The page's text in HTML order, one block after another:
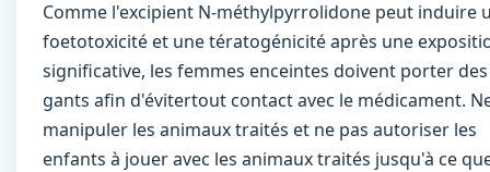
Comme l'excipient N-méthylpyrrolidone peut induire
foetotoxicité et une tératogénicité après une
significative, les femmes enceintes doivent porter des
gants afin d'évitertout contact avec le médicament.
manipuler les animaux traités et ne pas autoriser les
enfants à jouer avec les animaux traités jusqu'à ce